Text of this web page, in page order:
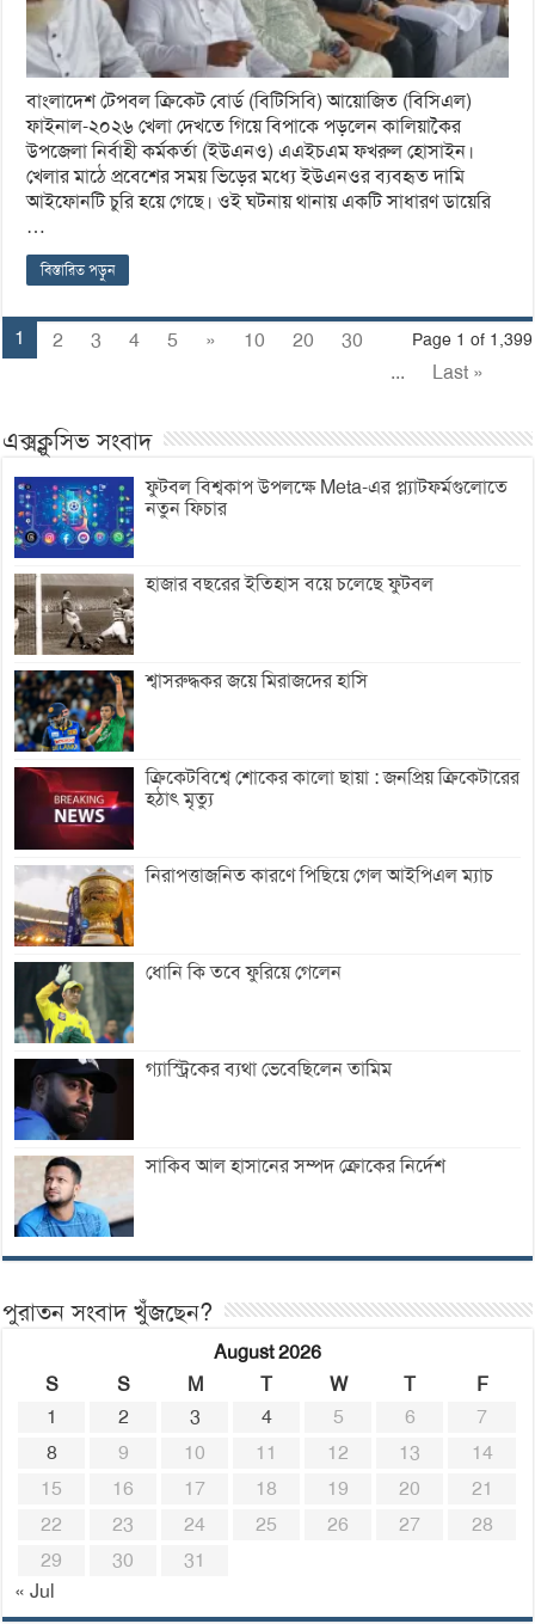
বাংলাদেশ টেপবল ক্রিকেট বোর্ড (বিটিসিবি) আয়োজিত (বিসিএল)
ফাইনাল-২০২৬ খেলা দেখতে গিয়ে বিপাকে পড়লেন কালিয়াকৈর
উপজেলা নির্বাহী কর্মকর্তা (ইউএনও) এএইচএম ফখরুল হোসাইন।
খেলার মাঠে প্রবেশের সময় ভিড়ের মধ্যে ইউএনওর ব্যবহৃত দামি
আইফোনটি চুরি হয়ে গেছে। ওই ঘটনায় থানায় একটি সাধারণ ডায়েরি
…
বিস্তারিত পড়ুন
Page 1 of 1,399
1 2 3 4 5 » 10 20
30
...
Last »
এক্সক্লুসিভ সংবাদ
ফুটবল বিশ্বকাপ উপলক্ষে Meta-এর প্ল্যাটফর্মগুলোতে
নতুন ফিচার
হাজার বছরের ইতিহাস বয়ে চলেছে ফুটবল
শ্বাসরুদ্ধকর জয়ে মিরাজদের হাসি
ক্রিকেটবিশ্বে শোকের কালো ছায়া : জনপ্রিয় ক্রিকেটারের
হঠাৎ মৃত্যু
নিরাপত্তাজনিত কারণে পিছিয়ে গেল আইপিএল ম্যাচ
ধোনি কি তবে ফুরিয়ে গেলেন
গ্যাস্ট্রিকের ব্যথা ভেবেছিলেন তামিম
সাকিব আল হাসানের সম্পদ ক্রোকের নির্দেশ
পুরাতন সংবাদ খুঁজছেন?
August 2026
S
S M T W T
F
1
2 3 4 5 6
7
8
9 10 11 12 13
14
15
16 17 18 19 20
21
22
23 24 25 26 27
28
29
30
31
« Jul